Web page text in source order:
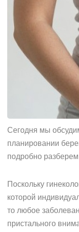
Сегодня мы
планировании
подробно
Поскольку
которой
то любое
пристального